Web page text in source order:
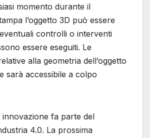
momento durante il
l’oggetto 3D può essere
controlli o interventi
essere eseguiti. Le
alla geometria dell’oggetto
sarà accessibile a colpo
innovazione fa parte del
4.0. La prossima